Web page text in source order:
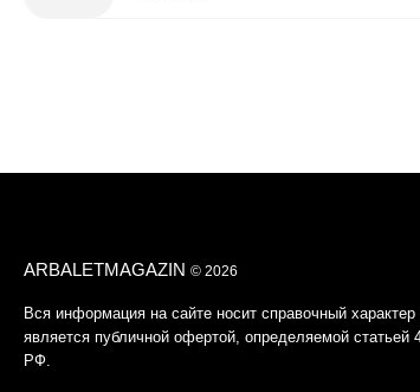
ARBALETMAGAZIN © 2026
Вся информация на сайте носит справочный характер
является публичной офертой, определяемой статьей
РФ.